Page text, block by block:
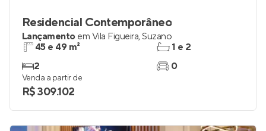
Residencial Contemporâneo
Lançamento em Vila Figueira,Suzano
45 e 49 m²
2
1 e 2
0
Venda a partir de
R$ 309.102